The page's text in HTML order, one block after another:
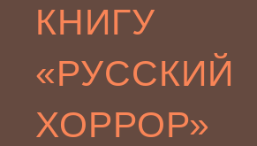
КНИГУ
«РУССКИЙ
ХОРРОР»